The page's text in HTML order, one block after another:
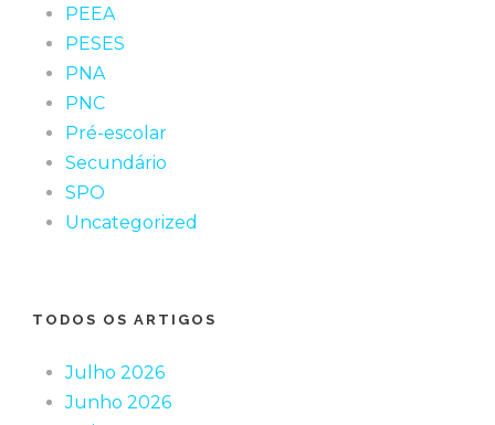
PEEA
PESES
PNA
PNC
Pré-escolar
Secundário
SPO
Uncategorized
TODOS OS ARTIGOS
Julho 2026
Junho 2026